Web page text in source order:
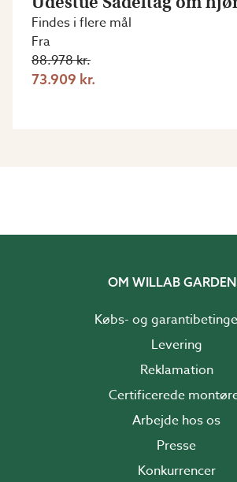
Findes i flere mål
Fra
88.978 kr.
73.909 kr.
OM WILLAB GARDEN
Købs- og
Levering
Reklamation
Certificerede
Arbejde hos os
Presse
Konkurrencer